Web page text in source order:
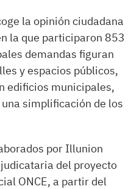
la opinión ciudadana
la que participaron 853
demandas figuran
y espacios públicos,
edificios municipales,
simplificación de los
por Illunion
del proyecto
ONCE, a partir del